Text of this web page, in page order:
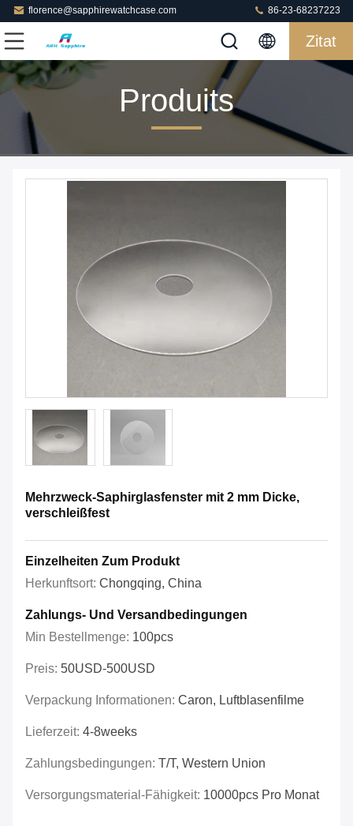
florence@sapphirewatchcase.com 86-23-68237223
Zitat
Produits
Mehrzweck-Saphirglasfenster mit 2 mm Dicke,
verschleißfest
Einzelheiten Zum Produkt
Herkunftsort: Chongqing, China
Zahlungs- Und Versandbedingungen
Min Bestellmenge: 100pcs
Preis: 50USD-500USD
Verpackung Informationen: Caron, Luftblasenfilme
Lieferzeit: 4-8weeks
Zahlungsbedingungen: T/T, Western Union
Versorgungsmaterial-Fähigkeit: 10000pcs Pro Monat